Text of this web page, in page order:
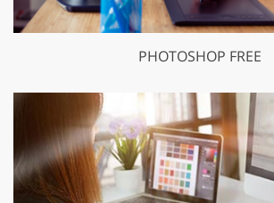
PHOTOSHOP FREE